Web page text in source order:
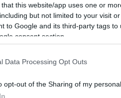
that this website/app uses one or
but not limited to your visit
to Google and its third-party tags
consent section.
Data Processing Opt Outs
opt-out of the Sharing of my personal
αιφνιδιάζεται. Μετά
σε μέλος της
σχετικά, εκείνη
«Τις καλύτερες ευχές
είπε.